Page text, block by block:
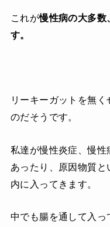
これが慢性病の大多数
す。
リーキーガットを無
のだそうです。
私達が慢性炎症、慢
あったり、原因物質
内に入ってきます。
中でも腸を通して入